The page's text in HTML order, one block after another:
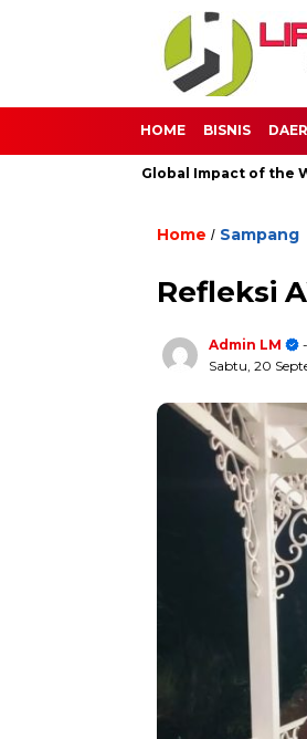
HOME BISNIS
The Global Impact of the World
Home / Sampang
Refleksi
Admin LM
Sabtu, 20